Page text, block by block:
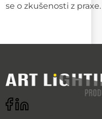
se o zkušenosti z praxe.